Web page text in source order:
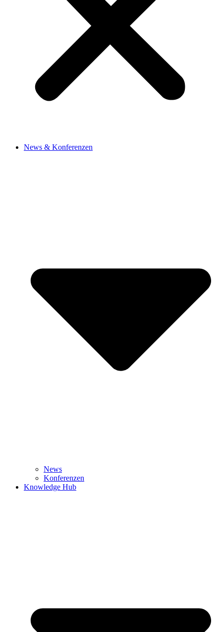
News & Konferenzen
News
Konferenzen
Knowledge Hub